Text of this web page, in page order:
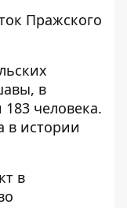
Пражского
в
человека.
в истории
в